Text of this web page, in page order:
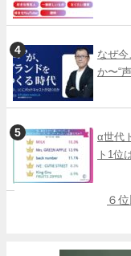
なぜ
か〜“
α世代
ト1位
６